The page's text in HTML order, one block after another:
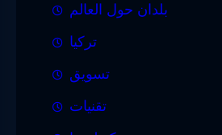
بلدان حول العالم
تركيا
تسويق
تقنيات